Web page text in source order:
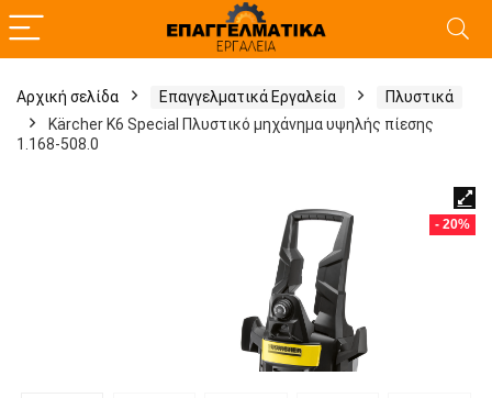
Αρχική σελίδα Επαγγελματικά Εργαλεία
Πλυστικά
Kärcher K6 Special Πλυστικό μηχάνημα υψηλής πίεσης
1.168-508.0
- 20%